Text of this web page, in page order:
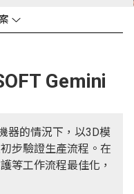
案
Gemini
器的情況下，以3D模
步驗證生產流程。在
等工作流程最佳化，